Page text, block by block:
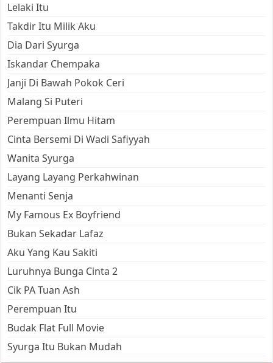
Lelaki Itu
Takdir Itu Milik Aku
Dia Dari Syurga
Iskandar Chempaka
Janji Di Bawah Pokok Ceri
Malang Si Puteri
Perempuan Ilmu Hitam
Cinta Bersemi Di Wadi Safiyyah
Wanita Syurga
Layang Layang Perkahwinan
Menanti Senja
My Famous Ex Boyfriend
Bukan Sekadar Lafaz
Aku Yang Kau Sakiti
Luruhnya Bunga Cinta 2
Cik PA Tuan Ash
Perempuan Itu
Budak Flat Full Movie
Syurga Itu Bukan Mudah